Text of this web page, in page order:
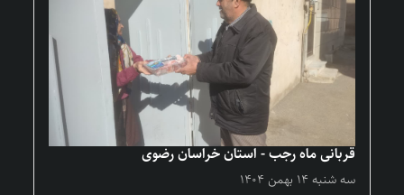
قربانی ماه رجب - استان خراسان رضوی
سه شنبه ۱۴ بهمن ۱۴۰۴